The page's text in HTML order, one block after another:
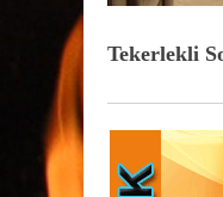
Tekerlekli